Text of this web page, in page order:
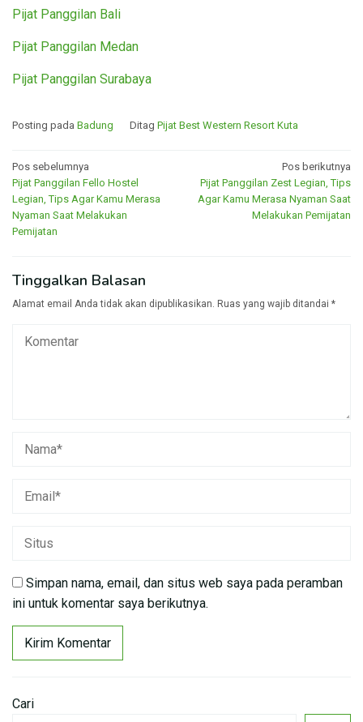
Pijat Panggilan Bali
Pijat Panggilan Medan
Pijat Panggilan Surabaya
Posting pada Badung Ditag Pijat Best Western Resort Kuta
Navigasi
pos
Pos sebelumnya
Pijat Panggilan Fello Hostel
Legian, Tips Agar Kamu Merasa
Nyaman Saat Melakukan
Pemijatan
Pos berikutnya
Pijat Panggilan Zest Legian, Tips
Agar Kamu Merasa Nyaman Saat
Melakukan Pemijatan
Tinggalkan Balasan
Alamat email Anda tidak akan dipublikasikan. Ruas yang wajib ditandai *
Simpan nama, email, dan situs web saya pada peramban
ini untuk komentar saya berikutnya.
Cari